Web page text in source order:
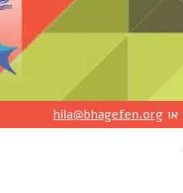
hila@bhagefen.org